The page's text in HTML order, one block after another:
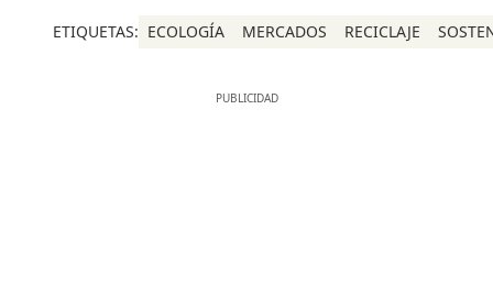
ETIQUETAS: ECOLOGÍA MERCADOS RECICLAJE